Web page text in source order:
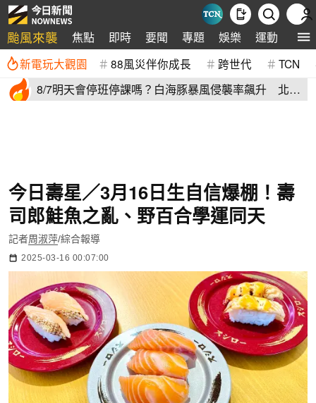
颱風來襲 焦點 即時 要聞 專題 娛樂 運動 全球
新電玩大觀園 88風災伴你成長 跨世代 TCN
8/7明天會停班停課嗎？白海豚暴風侵襲率飆升 北北
今日壽星／3月16日生自信爆棚！壽
司郎鮭魚之亂、野百合學運同天
記者周淑萍/綜合報導
2025-03-16 00:07:00